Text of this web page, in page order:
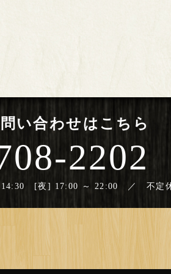
い合わせはこちら
2202
14:30 [夜] 17:00 ～ 22:00 ／ 不定